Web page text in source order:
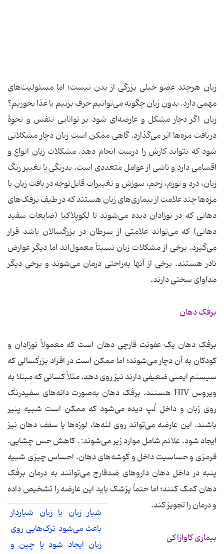
زبان هرچند عضو خیلی بزرگی از بدن نیست؛ اما مسئولیت‌های
مهمی دارد. بدون زبان چگونه می‌توانیم حرف بزنیم یا غذا بخوریم؟
زبان اگر دچار مشکل و عارضه‌ای شود بر توانایی تنفس و نحوهٔ
دریافت مزه‌ها اثر می‌گذارد. گاهی ممکن است زبان دچار مشکلاتی
شود که نتواند کارش را درست انجام دهد. مشکلات زبان انواع و
اقسامی دارد و ناشی از عوامل متعددی است. بدرنگی یا تغییر رنگ
زبان، درد و تورم، زخم، سوزش و تغییرات قابل‌توجه در بافت زبان یا
مزه‌ها چند علامت از بیماری‌های زبان هستند که در طیف برفک‌های
دهانی که در نوزادان دیده می‌شوند تا لکوپلاکیا (ضایعات سفید
دهانی) که می‌تواند علامتی از سرطان در بزرگسالان باشد قرار
می‌گیرد. برخی از مشکلات زبان نسبتاً معمول‌اند اما دیگر عوارض
نادر هستند. برخی از آنها به‌راحتی درمان می‌شوند و برخی دیگر
مداوای سختی دارند.
برفک دهان
برفک دهان یک عفونت قارچی دهان است که معمولاً نوزادان و
کودکان به آن دچار می‌شوند؛ اما ممکن است در افراد بزرگسالی که
سیستم ایمنی ضعیفی دارند نیز روی دهد، مثلاً کسانی که مبتلا به
ویروس HIV هستند. برفک دهان به‌صورت دانه‌های سفیدرنگ
روی زبان و داخل لُپ دیده می‌شود که ممکن است شبیه پنیر
باشند. این عارضه می‌تواند روی لثه‌ها، لوزه‌ها یا سقف دهان نیز
ایجاد شود. علائم شامل موارد زیر می‌شوند: . کاهش حس چشایی.
قرمزی و حساسیت داخل و گوشه‌های دهان. احساس چیزی شبیه
پنبه در داخل دهان داروهای ضدقارچ می‌توانند به درمان برفک
دهان کمک کنند؛ اما حتماً پزشک باید این عارضه را تشخیص داده
و درمان را تجویز کند.
شیار زبان یا زبان شیاردار
باعث می‌شود ترک‌هایی روی
زبان ایجاد شود یا چین و
بیماری کاوازاکی